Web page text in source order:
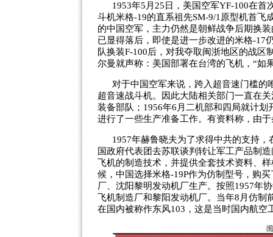
1953年5月25日，美国空军YF-100在
斗机米格-19的直系祖先SM-9/1原型机首
的中国空军，主力仍然是朝鲜战争后期换
已显得落后，即使是进一步改进的米格-17
队换装F-100后，对我夺取闽浙地区的战
尔曼就声称：美国部署在台湾的飞机，“如
对于中国空军来说，跨入超音速门槛
超音速战斗机。因此大陆相关部门一直在
装备部队；1956年6月二机部和四局就计
进行了一些生产准备工作。有资料称，由
1957年赫鲁晓夫为了求得中共的支持
国政府代表团去苏联谈判转让军工产品制
飞机的制造技术，并提供全套技术资料、
候，中国选择米格-19P作为仿制型号，购
厂、沈阳黎明发动机厂生产。按照1957年
飞机制造厂和黎阳发动机厂。当年8月仿制
在国内被称作东风103，这是当时国内航空